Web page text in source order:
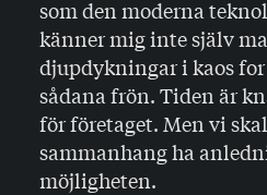
som den moderna
känner mig inte själv
djupdykningar i kaos
sådana frön. Tiden är
för företaget. Men vi
sammanhang ha
möjligheten.